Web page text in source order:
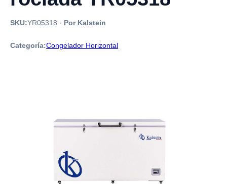
SKU:YR05318 · Por Kalstein
Categoría:Congelador Horizontal